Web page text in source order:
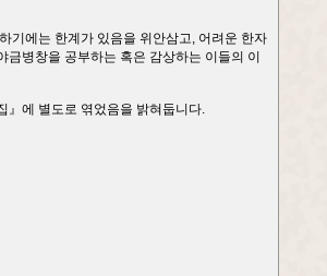
기에는 한계가 있음을 위안삼고, 어려운 한자
병창을 공부하는 혹은 감상하는 이들의 이
』에 별도로 엮었음을 밝혀둡니다.